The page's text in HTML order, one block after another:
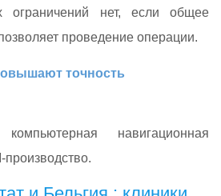
ограничений нет, если общее
проведение операции.
точность
компьютерная навигационная